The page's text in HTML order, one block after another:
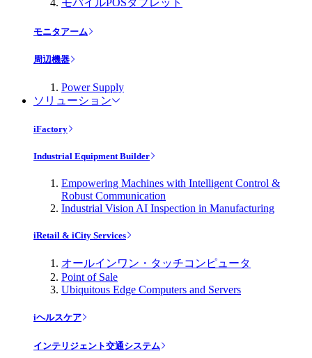
モニタアーム
周辺機器
Power Supply
ソリューション
iFactory
Industrial Equipment Builder
Empowering Machines with Intelligent Control &
Robust Communication
Industrial Vision AI Inspection in Manufacturing
iRetail & iCity Services
オールインワン・タッチコンピュータ
Point of Sale
Ubiquitous Edge Computers and Servers
iヘルスケア
インテリジェント交通システム